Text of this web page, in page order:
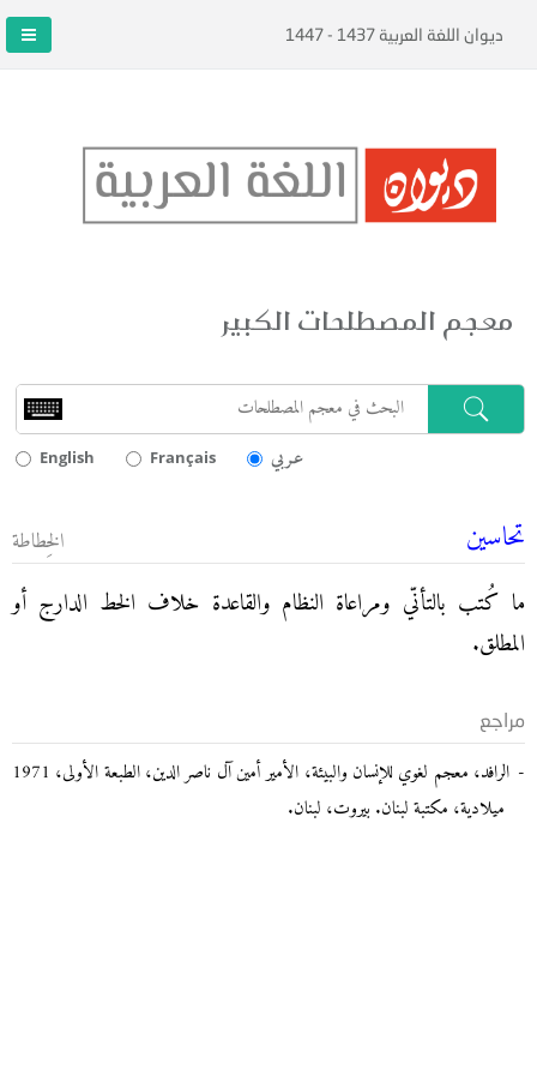
ديوان اللغة العربية 1437 - 1447
معجم المصطلحات الكبير
English Français عـربي
تحاسين الخِطاطة
ما كُتب بالتأنّي ومراعاة النظام والقاعدة خلاف الخط الدارج أو
المطلق.
مراجع
الرافد، معجم لغوي للإنسان والبيئة، الأمير أمين آل ناصر الدين، الطبعة الأولى، 1971
ميلادية، مكتبة لبنان. بيروت، لبنان.